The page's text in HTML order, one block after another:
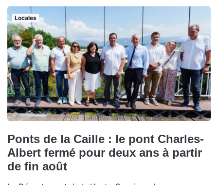
Locales
Ponts de la Caille : le pont Charles-
Albert fermé pour deux ans à partir
de fin août